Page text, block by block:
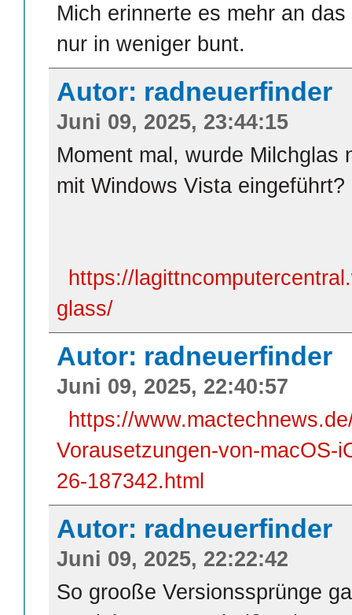
Mich erinnerte es mehr an
nur in weniger bunt.
Autor: radneuerfinder
Juni 09, 2025, 23:44:15
Moment mal, wurde Milchglas
mit Windows Vista eingeführt?
https://
glass/
Autor: radneuerfinder
Juni 09, 2025, 22:40:57
https://
Vorausetzungen-von-macOS-
26-187342.html
Autor: radneuerfinder
Juni 09, 2025, 22:22:42
So grooße Versionssprünge